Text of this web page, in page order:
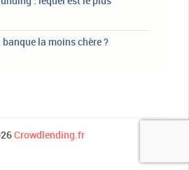
la moins chère ?
Crowdlending.fr